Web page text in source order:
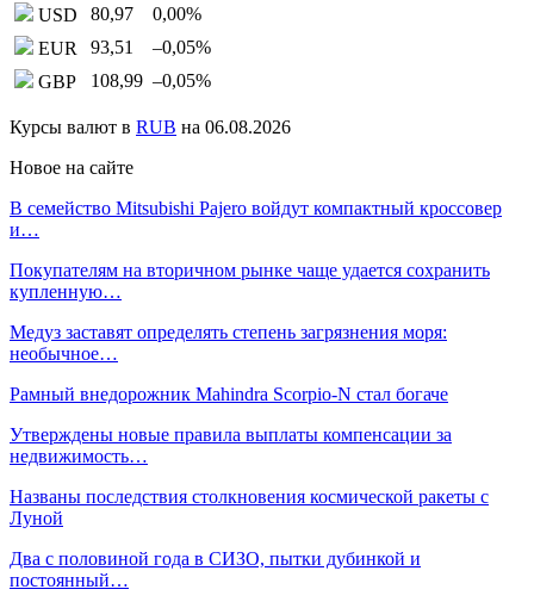
USD
80,97 0,00%
EUR
93,51 –0,05%
GBP
108,99 –0,05%
Курсы валют в RUB на 06.08.2026
Новое на сайте
В семейство Mitsubishi Pajero войдут компактный кроссовер
и…
Покупателям на вторичном рынке чаще удается сохранить
купленную…
Медуз заставят определять степень загрязнения моря:
необычное…
Рамный внедорожник Mahindra Scorpio-N стал богаче
Утверждены новые правила выплаты компенсации за
недвижимость…
Названы последствия столкновения космической ракеты с
Луной
Два с половиной года в СИЗО, пытки дубинкой и
постоянный…